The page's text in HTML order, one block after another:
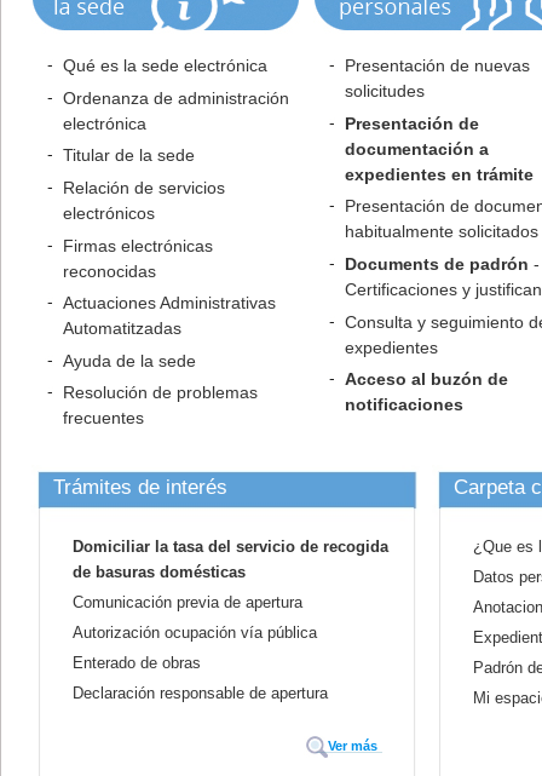
Qué es la sede electrónica
Ordenanza de administración
electrónica
Titular de la sede
Relación de servicios
electrónicos
Firmas electrónicas
reconocidas
Actuaciones Administrativas
Automatitzadas
Ayuda de la sede
Resolución de problemas
frecuentes
Presentación de nuevas
solicitudes
Presentación de
documentación a
expedientes en trámite
Presentación de
habitualmente solicitados
Documents de padrón -
Certificaciones y
Consulta y seguimiento
expedientes
Acceso al buzón de
notificaciones
Trámites de interés
Domiciliar la tasa del servicio de recogida
de basuras domésticas
Comunicación previa de apertura
Autorización ocupación vía pública
Enterado de obras
Declaración responsable de apertura
Ver más
Carpeta
¿Que es
Datos
Padrón
Mi